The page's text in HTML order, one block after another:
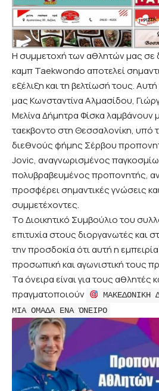
Η συμμετοχή των αθλητών μας σε
καμπ Taekwondo αποτελεί
εξέλιξη και τη βελτίωσή τους.
μας Κωνσταντίνα Αλμασίδου,
Μελίνα Δήμητρα Φίσκα λαμβάνουν
ταεκβοντο στη Θεσσαλονίκη, υπό
διεθνούς φήμης Σέρβου
Jovic, αναγνωρισμένος
πολυβραβευμένος προπονητής,
προσφέρει σημαντικές γνώσεις
συμμετέχοντες.
Το Διοικητικό Συμβούλιο του
επιτυχία στους διοργανωτές και
την προσδοκία ότι αυτή η
προσωπική και αγωνιστική τους
Τα όνειρα είναι για τους αθλητές
πραγματοποιούν
ΜΑΚΕΔΟΝΙΚΗ
ΜΙΑ ΟΜΑΔΑ ΕΝΑ ΌΝΕΙΡΟ